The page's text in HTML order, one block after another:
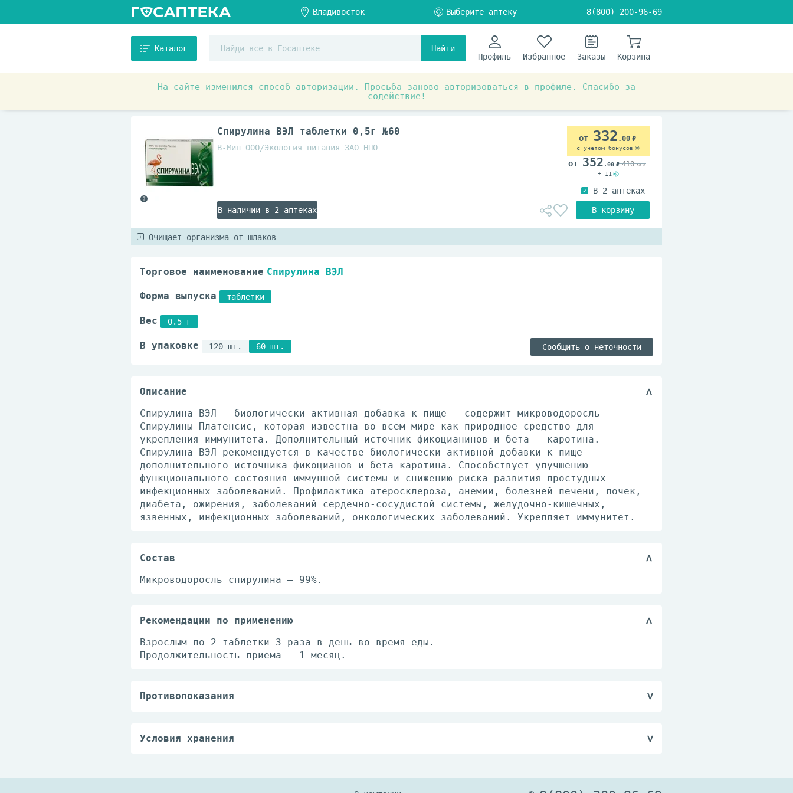
8(800) 200-96-69
Каталог
Найти
Профиль
Избранное Заказы Корзина
На сайте изменился способ авторизации. Просьба заново авторизоваться в профиле. Спасибо за
содействие!
Витамины и витаминно-минеральные комплексы
Спирулина ВЭЛ таблетки 0,5г №60
В-Мин ООО/Экология питания ЗАО НПО
В наличии в 2 аптеках
332 .00
с учетом бонусов
352 .00 410.00
+ 11
Очищает организма от шлаков
Торговое наименование Спирулина ВЭЛ
Форма выпуска таблетки
Вес 0.5 г
В упаковке 120 шт. 60 шт. Сообщить о неточности
Описание
Спирулина ВЭЛ - биологически активная добавка к пище - содержит микроводоросль
Спирулины Платенсис, которая известна во всем мире как природное средство для
укрепления иммунитета. Дополнительный источник фикоцианинов и бета – каротина.
Спирулина ВЭЛ рекомендуется в качестве биологически активной добавки к пище -
дополнительного источника фикоцианов и бета-каротина. Способствует улучшению
функционального состояния иммунной системы и снижению риска развития простудных
инфекционных заболеваний. Профилактика атеросклероза, анемии, болезней печени, почек,
диабета, ожирения, заболеваний сердечно-сосудистой системы, желудочно-кишечных,
язвенных, инфекционных заболеваний, онкологических заболеваний. Укрепляет иммунитет.
Состав
Микроводоросль спирулина – 99%.
Рекомендации по применению
Взрослым по 2 таблетки 3 раза в день во время еды.
Продолжительность приема - 1 месяц.
Противопоказания
Условия хранения